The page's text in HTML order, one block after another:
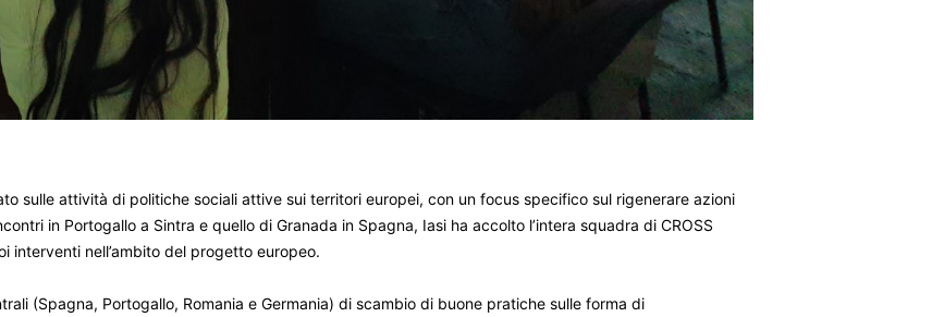
sulle attività di politiche sociali attive sui territori europei, con un focus specifico sul rigenerare azioni
in Portogallo a Sintra e quello di Granada in Spagna, Iasi ha accolto l’intera squadra di CROSS
interventi nell’ambito del progetto europeo.
(Spagna, Portogallo, Romania e Germania) di scambio di buone pratiche sulle forma di